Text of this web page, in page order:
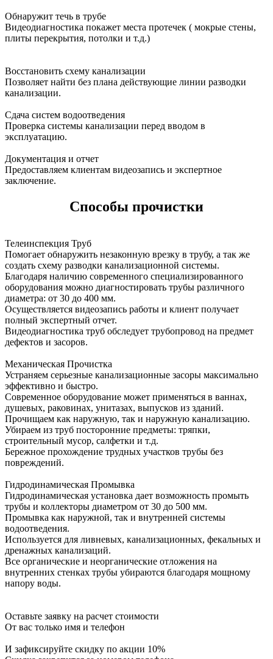
Обнаружит течь в трубе
Видеодиагностика покажет места протечек ( мокрые стены,
плиты перекрытия, потолки и т.д.)
Восстановить схему канализации
Позволяет найти без плана действующие линии разводки
канализации.
Сдача систем водоотведения
Проверка системы канализации перед вводом в
эксплуатацию.
Документация и отчет
Предоставляем клиентам видеозапись и экспертное
заключение.
Способы прочистки
Телеинспекция Труб
Помогает обнаружить незаконную врезку в трубу, а так же
создать схему разводки канализационной системы.
Благодаря наличию современного специализированного
оборудования можно диагностировать трубы различного
диаметра: от 30 до 400 мм.
Осуществляется видеозапись работы и клиент получает
полный экспертный отчет.
Видеодиагностика труб обследует трубопровод на предмет
дефектов и засоров.
Механическая Прочистка
Устраняем серьезные канализационные засоры максимально
эффективно и быстро.
Современное оборудование может применяться в ваннах,
душевых, раковинах, унитазах, выпусков из зданий.
Прочищаем как наружную, так и наружную канализацию.
Убираем из труб посторонние предметы: тряпки,
строительный мусор, салфетки и т.д.
Бережное прохождение трудных участков трубы без
повреждений.
Гидродинамическая Промывка
Гидродинамическая установка дает возможность промыть
трубы и коллекторы диаметром от 30 до 500 мм.
Промывка как наружной, так и внутренней системы
водоотведения.
Используется для ливневых, канализационных, фекальных и
дренажных канализаций.
Все органические и неорганические отложения на
внутренних стенках трубы убираются благодаря мощному
напору воды.
Оставьте заявку на расчет стоимости
От вас только имя и телефон
И зафиксируйте скидку по акции 10%